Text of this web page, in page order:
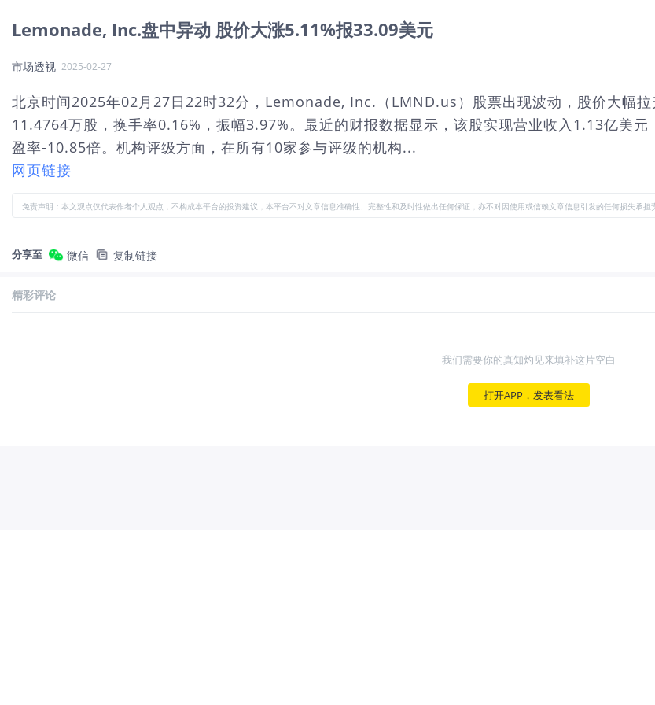
Lemonade, Inc.盘中异动 股价大涨5.11%报33.09美元
市场透视 2025-02-27
北京时间2025年02月27日22时32分，Lemonade, Inc.（LMND.us）股票出现波动，股价大幅
11.4764万股，换手率0.16%，振幅3.97%。最近的财报数据显示，该股实现营业收入1.13亿美
盈率-10.85倍。机构评级方面，在所有10家参与评级的机构...
网页链接
免责声明：本文观点仅代表作者个人观点，不构成本平台的投资建议，本平台不对文章信息准确性、完整性和及时性做出任何保证，亦不对因使用或信赖文章信息引发的任何损失承担
分享至 微信 复制链接
精彩评论
我们需要你的真知灼见来填补这片空白
打开APP，发表看法